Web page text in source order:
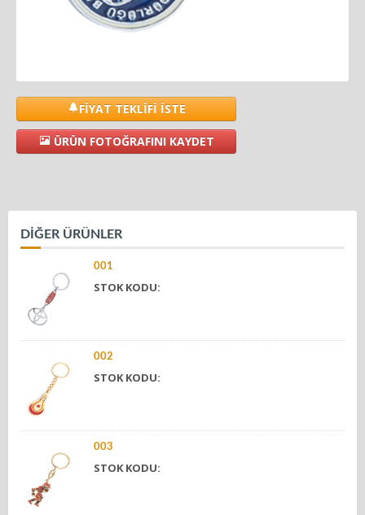
FİYAT TEKLİFİ İSTE
ÜRÜN FOTOĞRAFINI KAYDET
DİĞER ÜRÜNLER
001
STOK KODU:
002
STOK KODU:
003
STOK KODU: